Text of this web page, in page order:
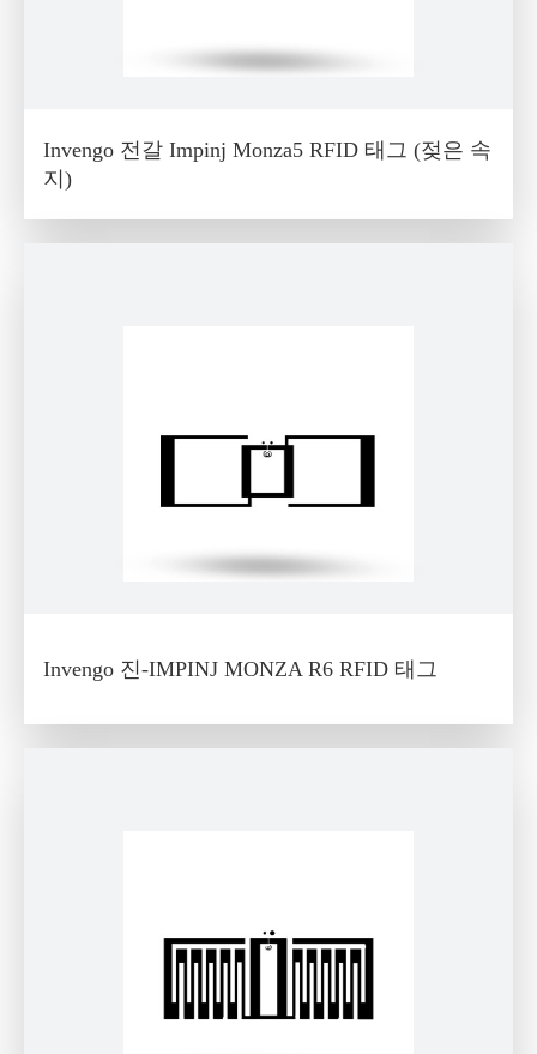
Invengo 전갈 Impinj Monza5 RFID 태그 (젖은 속
지)
Invengo 진-IMPINJ MONZA R6 RFID 태그